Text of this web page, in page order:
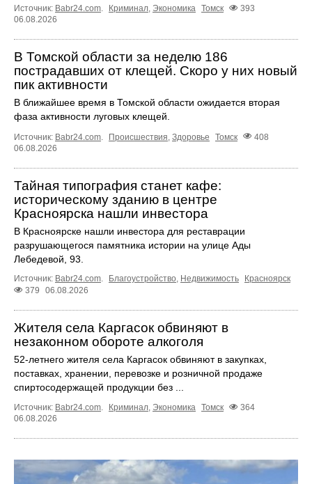
Источник: Babr24.com. Криминал, Экономика Томск
393
06.08.2026
В Томской области за неделю 186
пострадавших от клещей. Скоро у них новый
пик активности
В ближайшее время в Томской области ожидается вторая
фаза активности луговых клещей.
Источник: Babr24.com Происшествия Здоровье Томск
408
06.08.2026
Тайная типография станет кафе:
историческому зданию в центре
Красноярска нашли инвестора
В Красноярске нашли инвестора для реставрации
разрушающегося памятника истории на улице Ады
Лебедевой, 93.
Источник: Babr24.com Благоустройство Недвижимость
Красноярск
379
06.08.2026
Жителя села Каргасок обвиняют в
незаконном обороте алкоголя
52-летнего жителя села Каргасок обвиняют в закупках,
поставках, хранении, перевозке и розничной продаже
спиртосодержащей продукции без ...
Источник: Babr24.com Криминал Экономика Томск
364
06.08.2026